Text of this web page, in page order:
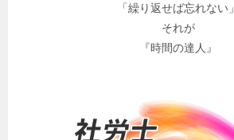
「繰り返せば忘れない」
それが
『時間の達人』